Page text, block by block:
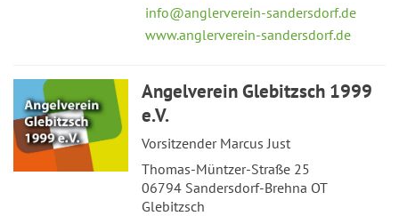
info@anglerverein-sandersdorf.de
www.anglerverein-sandersdorf.de
Angelverein Glebitzsch 1999
e.V.
Vorsitzender Marcus Just
Thomas-Müntzer-Straße 25
06794 Sandersdorf-Brehna OT
Glebitzsch